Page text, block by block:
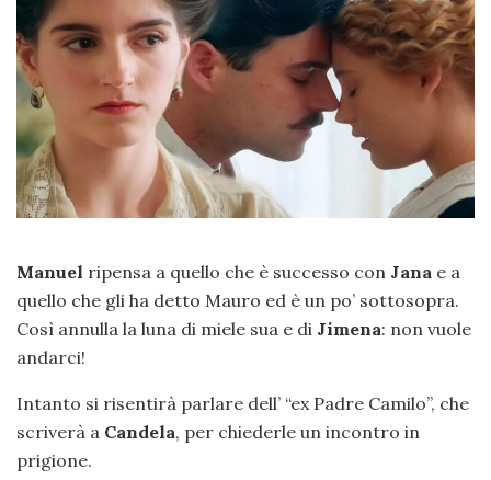
Manuel ripensa a quello che è successo con Jana e a
quello che gli ha detto Mauro ed è un po’ sottosopra.
Così annulla la luna di miele sua e di Jimena: non vuole
andarci!
Intanto si risentirà parlare dell’ “ex Padre Camilo”, che
scriverà a Candela, per chiederle un incontro in
prigione.